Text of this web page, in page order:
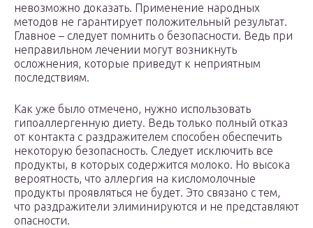
невозможно доказать. Применение народных
методов не гарантирует положительный результат.
Главное – следует помнить о безопасности. Ведь при
неправильном лечении могут возникнуть
осложнения, которые приведут к неприятным
последствиям.
Как уже было отмечено, нужно использовать
гипоаллергенную диету. Ведь только полный отказ
от контакта с раздражителем способен обеспечить
некоторую безопасность. Следует исключить все
продукты, в которых содержится молоко. Но высока
вероятность, что аллергия на кисломолочные
продукты проявляться не будет. Это связано с тем,
что раздражители элиминируются и не представляют
опасности.